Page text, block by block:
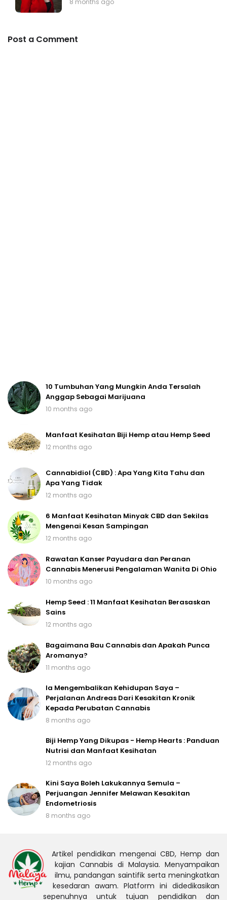
8 months ago
Post a Comment
10 Tumbuhan Yang Mungkin Anda Tersalah
Anggap Sebagai Marijuana
10 months ago
Manfaat Kesihatan Biji Hemp atau Hemp Seed
12 months ago
Cannabidiol (CBD) : Apa Yang Kita Tahu dan
Apa Yang Tidak
12 months ago
6 Manfaat Kesihatan Minyak CBD dan Sekilas
Mengenai Kesan Sampingan
12 months ago
Rawatan Kanser Payudara dan Peranan
Cannabis Menerusi Pengalaman Wanita Di Ohio
10 months ago
Hemp Seed : 11 Manfaat Kesihatan Berasaskan
Sains
12 months ago
Bagaimana Bau Cannabis dan Apakah Punca
Aromanya?
11 months ago
Ia Mengembalikan Kehidupan Saya –
Perjalanan Andreas Dari Kesakitan Kronik
Kepada Perubatan Cannabis
8 months ago
Biji Hemp Yang Dikupas - Hemp Hearts : Panduan
Nutrisi dan Manfaat Kesihatan
12 months ago
Kini Saya Boleh Lakukannya Semula –
Perjuangan Jennifer Melawan Kesakitan
Endometriosis
8 months ago
Artikel pendidikan mengenai CBD, Hemp dan
kajian Cannabis di Malaysia. Menyampaikan
ilmu, pandangan saintifik serta meningkatkan
kesedaran awam. Platform ini didedikasikan
sepenuhnya untuk tujuan pendidikan dan